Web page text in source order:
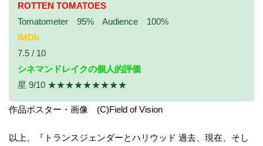
ROTTEN TOMATOES
Tomatometer 95% Audience 100%
IMDb
7.5 / 10
シネマンドレイクの個人的評価
星 9/10 ★★★★★★★★★
作品ポスター・画像 (C)Field of Vision
以上、『トランスジェンダーとハリウッド 過去、現在、そし